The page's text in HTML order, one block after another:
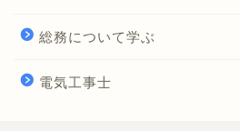
総務について学ぶ
電気工事士